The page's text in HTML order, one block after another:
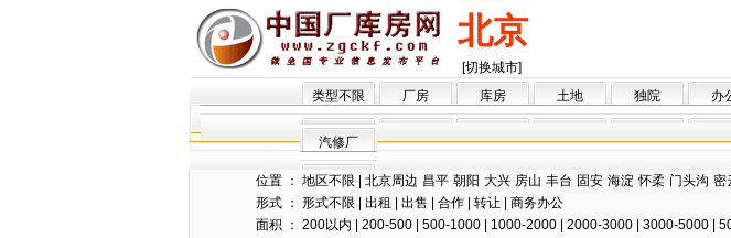
北京
[切换城市]
类型不限 厂房 库房 土地 独院 办
汽修厂
位置 ： 地区不限 北京周边 昌平 朝阳 大兴 房山 丰台 固安 海淀 怀柔 门头沟 密
形式 ： 形式不限 出租 出售 合作 转让
商务办公
面积 ： 200以内 200-500 500-1000 1000-2000 2000-3000 3000-5000